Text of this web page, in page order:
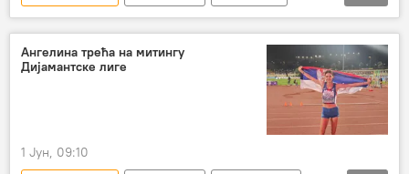
Остали спортови
Атлетика
Ангелина трећа на митингу
Дијамантске лиге
1 Јун, 09:10